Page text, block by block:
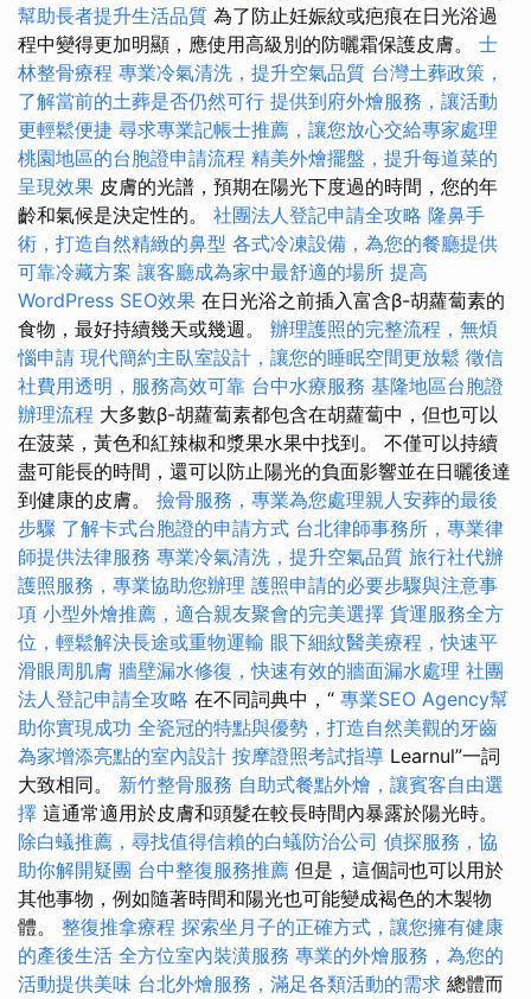
幫助長者提升生活品質 為了防止妊娠紋或疤痕在日光浴過
程中變得更加明顯，應使用高級別的防曬霜保護皮膚。 士
林整骨療程 專業冷氣清洗，提升空氣品質 台灣土葬政策，
了解當前的土葬是否仍然可行 提供到府外燴服務，讓活動
更輕鬆便捷 尋求專業記帳士推薦，讓您放心交給專家處理
桃園地區的台胞證申請流程 精美外燴擺盤，提升每道菜的
呈現效果 皮膚的光譜，預期在陽光下度過的時間，您的年
齡和氣候是決定性的。 社團法人登記申請全攻略 隆鼻手
術，打造自然精緻的鼻型 各式冷凍設備，為您的餐廳提供
可靠冷藏方案 讓客廳成為家中最舒適的場所 提高
WordPress SEO效果 在日光浴之前插入富含β-胡蘿蔔素的
食物，最好持續幾天或幾週。 辦理護照的完整流程，無煩
惱申請 現代簡約主臥室設計，讓您的睡眠空間更放鬆 徵信
社費用透明，服務高效可靠 台中水療服務 基隆地區台胞證
辦理流程 大多數β-胡蘿蔔素都包含在胡蘿蔔中，但也可以
在菠菜，黃色和紅辣椒和漿果水果中找到。 不僅可以持續
盡可能長的時間，還可以防止陽光的負面影響並在日曬後達
到健康的皮膚。 撿骨服務，專業為您處理親人安葬的最後
步驟 了解卡式台胞證的申請方式 台北律師事務所，專業律
師提供法律服務 專業冷氣清洗，提升空氣品質 旅行社代辦
護照服務，專業協助您辦理 護照申請的必要步驟與注意事
項 小型外燴推薦，適合親友聚會的完美選擇 貨運服務全方
位，輕鬆解決長途或重物運輸 眼下細紋醫美療程，快速平
滑眼周肌膚 牆壁漏水修復，快速有效的牆面漏水處理 社團
法人登記申請全攻略 在不同詞典中，“ 專業SEO Agency幫
助你實現成功 全瓷冠的特點與優勢，打造自然美觀的牙齒
為家增添亮點的室內設計 按摩證照考試指導 Learnul”一詞
大致相同。 新竹整骨服務 自助式餐點外燴，讓賓客自由選
擇 這通常適用於皮膚和頭髮在較長時間內暴露於陽光時。
除白蟻推薦，尋找值得信賴的白蟻防治公司 偵探服務，協
助你解開疑團 台中整復服務推薦 但是，這個詞也可以用於
其他事物，例如隨著時間和陽光也可能變成褐色的木製物
體。 整復推拿療程 探索坐月子的正確方式，讓您擁有健康
的產後生活 全方位室內裝潢服務 專業的外燴服務，為您的
活動提供美味 台北外燴服務，滿足各類活動的需求 總體而